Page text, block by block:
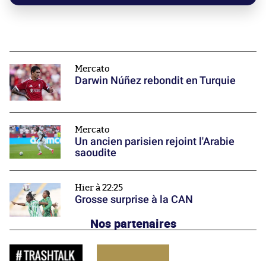
Mercato
Darwin Núñez rebondit en Turquie
Mercato
Un ancien parisien rejoint l'Arabie
saoudite
Hier à 22:25
Grosse surprise à la CAN
Nos partenaires